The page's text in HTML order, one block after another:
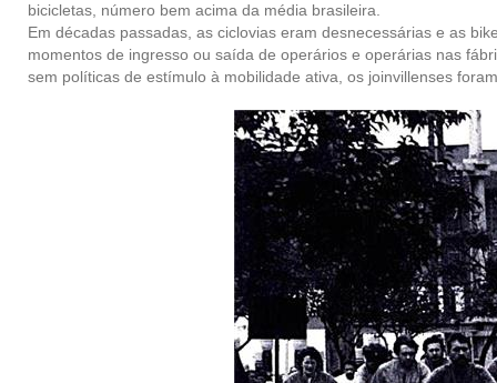
bicicletas, número bem acima da média brasileira.
Em décadas passadas, as ciclovias eram desnecessárias e as
momentos de ingresso ou saída de operários e operárias nas
sem políticas de estímulo à mobilidade ativa, os joinvillenses